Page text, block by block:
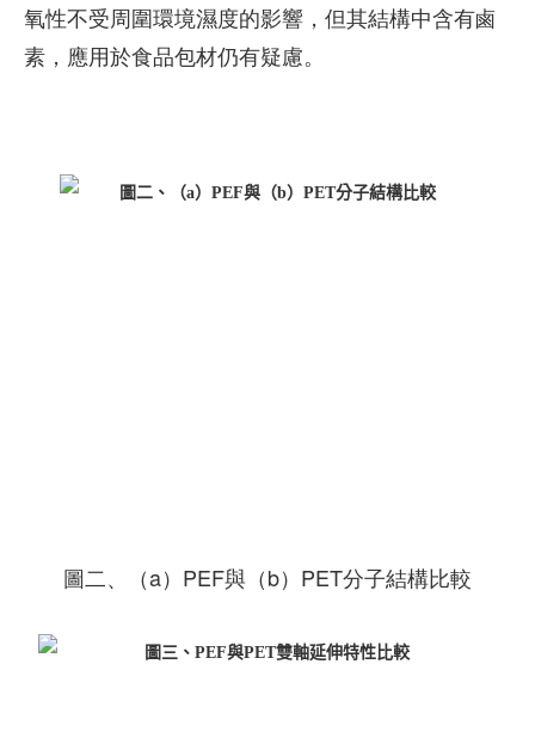
氧性不受周圍環境濕度的影響，但其結構中含有鹵
素，應用於食品包材仍有疑慮。
圖二、（a）PEF與（b）PET分子結構比較